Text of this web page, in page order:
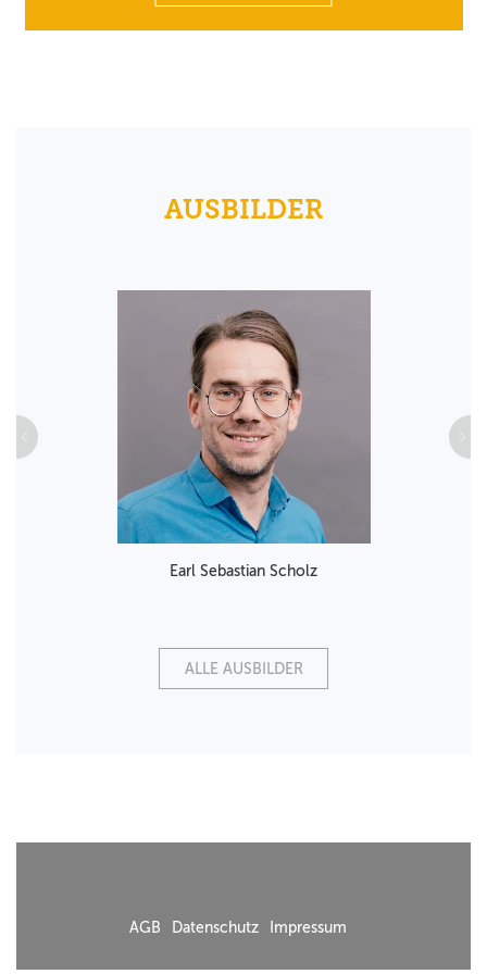
AUSBILDER
Earl Sebastian Scholz
ALLE AUSBILDER
AGB Datenschutz Impressum